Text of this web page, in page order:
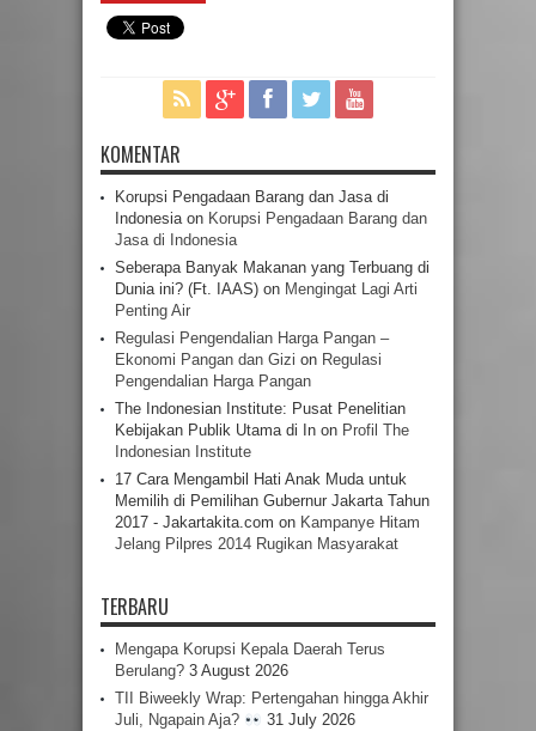
KOMENTAR
Korupsi Pengadaan Barang dan Jasa di
Indonesiaon Korupsi Pengadaan Barang dan
Jasa di Indonesia
Seberapa Banyak Makanan yang Terbuang di
Dunia ini? (Ft. IAAS) on Mengingat Lagi Arti
Penting Air
Regulasi Pengendalian Harga Pangan –
Ekonomi Pangan dan Gizi on Regulasi
Pengendalian Harga Pangan
The Indonesian Institute: Pusat Penelitian
Kebijakan Publik Utama di In on Profil The
Indonesian Institute
17 Cara Mengambil Hati Anak Muda untuk
Memilih di Pemilihan Gubernur Jakarta Tahun
2017 - Jakartakita.com on Kampanye Hitam
Jelang Pilpres 2014 Rugikan Masyarakat
TERBARU
Mengapa Korupsi Kepala Daerah Terus
Berulang? 3 August 2026
TII Biweekly Wrap: Pertengahan hingga Akhir
Juli, Ngapain Aja?
31 July 2026